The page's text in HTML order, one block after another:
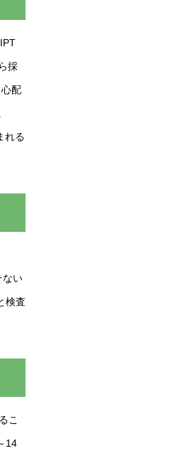
採
配
れる
ない
検査
こ
14